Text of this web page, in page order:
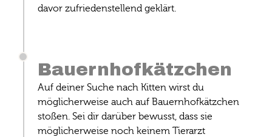
davor zufriedenstellend geklärt.
Bauernhofkätzchen
Auf deiner Suche nach Kitten wirst du
möglicherweise auch auf Bauernhofkätzchen
stoßen. Sei dir darüber bewusst, dass sie
möglicherweise noch keinem Tierarzt